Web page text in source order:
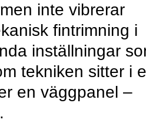
inte vibrerar
fintrimning i
inställningar
tekniken sitter i
en väggpanel –